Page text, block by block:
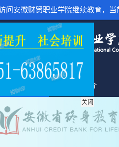
关闭
问安徽财贸职业学院继续教育，当
首页 中心简介